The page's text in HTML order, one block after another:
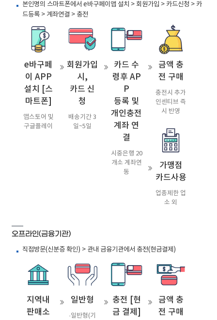
본인명의 스마트폰에서 e바구페이앱 설치 > 회원가입 > 카드신청 > 카
드등록 > 계좌연결 > 충전
e바구페
이 APP
설치 [스
마트폰]
앱스토어 및
구글플레이
회원가입
시,
카드 신
청
배송기간 3
일~5일
카드 수
령후 AP
P
등록 및
개인충전
계좌 연
결
시중은행 20
개소 계좌연
동
금액 충
전 구매
충전시 추가
인센티브 즉
시 반영
가맹점
카드사용
업종제한 업
소 외
오프라인(금융기관)
직접방문(신분증 확인) > 관내 금융기관에서 충전(현금결제)
지역내
판매소
일반형
·일반형(기
충전 [현
금 결제]
금액 충
전 구매